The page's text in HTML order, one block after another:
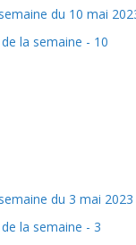
du 10 mai
du 3 mai 2023